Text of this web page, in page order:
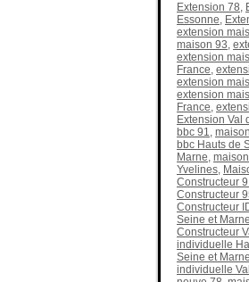
Extension 78,
Essonne,
extension
maison 93,
extension
France,
extension
extension
France,
Extension Val
bbc 91,
bbc Hauts de
Marne,
Yvelines,
Constructeur
Constructeur
Constructeur
Seine et Marne
Constructeur
individuelle
Seine et Marne
individuelle